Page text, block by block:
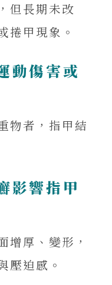
但長期未改
捲甲現象。
動傷害或
物者，指甲結
影響指甲
增厚、變形，
壓迫感。